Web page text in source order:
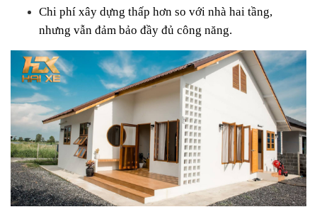
Chi phí xây dựng thấp hơn so với nhà hai tầng,
nhưng vẫn đảm bảo đầy đủ công năng.